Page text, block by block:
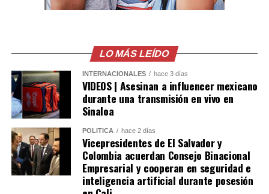
Comparte esto:
Me gusta esto:
LO MÁS LEÍDO
INTERNACIONALES hace 3 días
VIDEOS | Asesinan a influencer mexicano
durante una transmisión en vivo en
Sinaloa
POLÍTICA hace 2 días
Vicepresidentes de El Salvador y
Colombia acuerdan Consejo Binacional
Empresarial y cooperan en seguridad e
inteligencia artificial durante posesión